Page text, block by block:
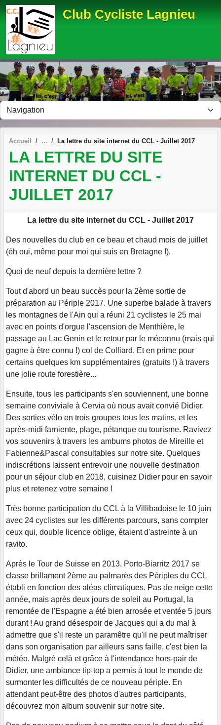
Club Cycliste Lagnieu
Accueil La lettre du site internet du CCL - Juillet 2017
LA LETTRE DU SITE
INTERNET DU CCL -
JUILLET 2017
La lettre du site internet du CCL - Juillet 2017
Des nouvelles du club en ce beau et chaud mois de juillet
(éh oui, même pour moi qui suis en Bretagne !).
Quoi de neuf depuis la dernière lettre ?
Tout d'abord un beau succès pour la 2ème sortie de
préparation au Périple 2017. Une superbe balade à travers
les montagnes de l'Ain qui a réuni 21 cyclistes le 25 mai
avec en points d'orgue l'ascension de Menthière, le
passage au Lac Genin et le retour par le méconnu (mais qui
gagne à être connu !) col de Colliard. Et en prime pour
certains quelques km supplémentaires (gratuits !) à travers
une jolie route forestière...
Ensuite, tous les participants s'en souviennent, une bonne
semaine conviviale à Cervia où nous avait convié Didier.
Des sorties vélo en trois groupes tous les matins, et les
après-midi farniente, plage, pétanque ou tourisme. Ravivez
vos souvenirs à travers les ambums photos de Mireille et
Fabienne&Pascal consultables sur notre site. Quelques
indiscrétions laissent entrevoir une nouvelle destination
pour un séjour club en 2018, cuisinez Didier pour en savoir
plus et retenez votre semaine !
Très bonne participation du CCL à la Villibadoise le 10 juin
avec 24 cyclistes sur les différents parcours, sans compter
ceux qui, double licence oblige, étaient d'astreinte à un
ravito.
Après le Tour de Suisse en 2013, Porto-Biarritz 2017 se
classe brillament 2ème au palmarès des Périples du CCL
établi en fonction des aléas climatiques. Pas de neige cette
année, mais après deux jours de soleil au Portugal, la
remontée de l'Espagne a été bien arrosée et ventée 5 jours
durant ! Au grand désespoir de Jacques qui a du mal à
admettre que s'il reste un paramêtre qu'il ne peut maîtriser
dans son organisation par ailleurs sans faille, c'est bien la
météo. Malgré celà et grâce à l'intendance hors-pair de
Didier, une ambiance tip-top a permis à tout le monde de
surmonter les difficultés de ce nouveau périple. En
attendant peut-être des photos d'autres participants,
découvrez mon album souvenir sur notre site.
Panneau de gestion des cookies